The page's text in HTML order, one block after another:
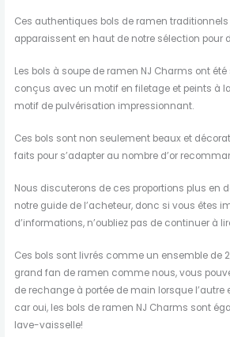
Ces authentiques bols de ramen traditionnels
apparaissent en haut de notre sélection pour
Les bols à soupe de ramen NJ Charms ont
conçus avec un motif en filetage et peints à
motif de pulvérisation impressionnant.
Ces bols sont non seulement beaux et
faits pour s’adapter au nombre d’or
Nous discuterons de ces proportions plus en
notre guide de l’acheteur, donc si vous êtes
d’informations, n’oubliez pas de continuer à
Ces bols sont livrés comme un ensemble de
grand fan de ramen comme nous, vous
de rechange à portée de main lorsque
car oui, les bols de ramen NJ Charms sont
lave-vaisselle!